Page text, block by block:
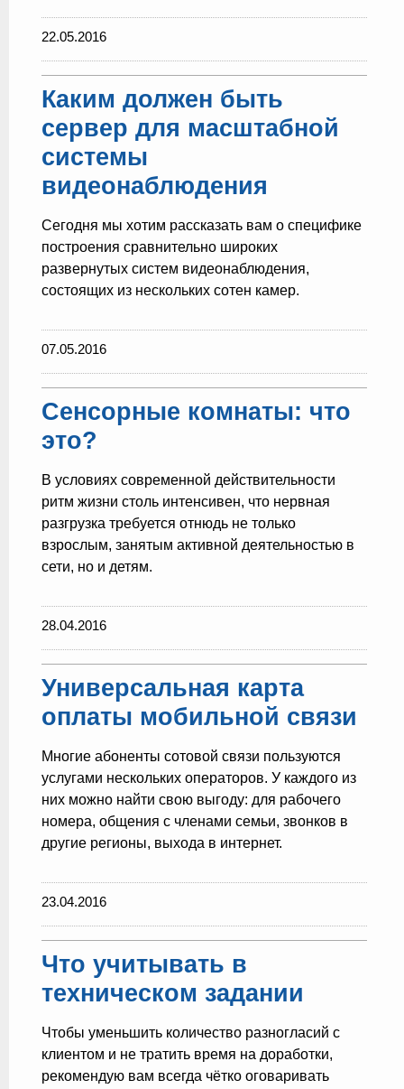
22.05.2016
Каким должен быть
сервер для масштабной
системы
видеонаблюдения
Сегодня мы хотим рассказать вам о специфике
построения сравнительно широких
развернутых систем видеонаблюдения,
состоящих из нескольких сотен камер.
07.05.2016
Сенсорные комнаты: что
это?
В условиях современной действительности
ритм жизни столь интенсивен, что нервная
разгрузка требуется отнюдь не только
взрослым, занятым активной деятельностью в
сети, но и детям.
28.04.2016
Универсальная карта
оплаты мобильной связи
Многие абоненты сотовой связи пользуются
услугами нескольких операторов. У каждого из
них можно найти свою выгоду: для рабочего
номера, общения с членами семьи, звонков в
другие регионы, выхода в интернет.
23.04.2016
Что учитывать в
техническом задании
Чтобы уменьшить количество разногласий с
клиентом и не тратить время на доработки,
рекомендую вам всегда чётко оговаривать